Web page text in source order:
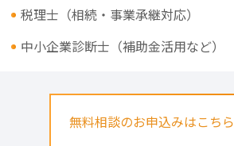
税理士（相続・事業承継対応）
中小企業診断士（補助金活用など）
無料相談のお申込みはこちら